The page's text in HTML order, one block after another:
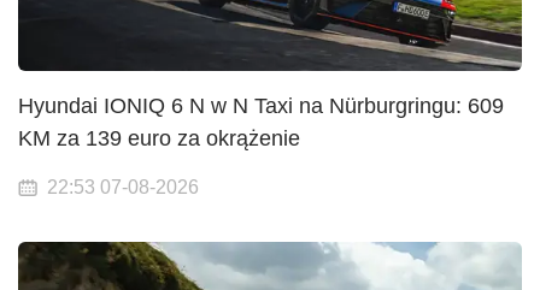
Hyundai IONIQ 6 N w N Taxi na Nürburgringu: 609
KM za 139 euro za okrążenie
22:53 07-08-2026